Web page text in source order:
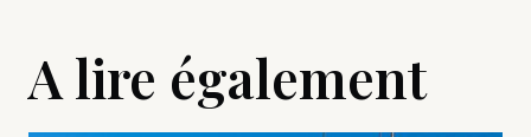
A lire également